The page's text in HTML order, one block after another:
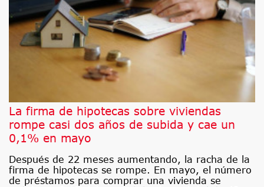
La firma de hipotecas sobre viviendas
rompe casi dos años de subida y cae un
0,1% en mayo
Después de 22 meses aumentando, la racha de la
firma de hipotecas se rompe. En mayo, el número
de préstamos para comprar una vivienda se